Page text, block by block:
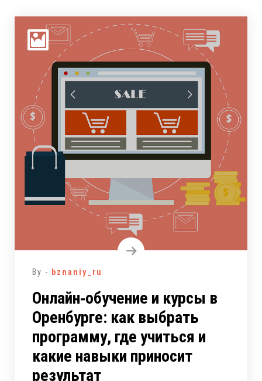
By - bznaniy_ru
Онлайн‑обучение и курсы в
Оренбурге: как выбрать
программу, где учиться и
какие навыки приносит
результат